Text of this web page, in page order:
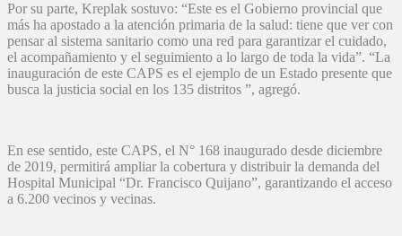
Por su parte, Kreplak sostuvo: “Este es el Gobierno provincial que
más ha apostado a la atención primaria de la salud: tiene que ver con
pensar al sistema sanitario como una red para garantizar el cuidado,
el acompañamiento y el seguimiento a lo largo de toda la vida”. “La
inauguración de este CAPS es el ejemplo de un Estado presente que
busca la justicia social en los 135 distritos ”, agregó.
En ese sentido, este CAPS, el N° 168 inaugurado desde diciembre
de 2019, permitirá ampliar la cobertura y distribuir la demanda del
Hospital Municipal “Dr. Francisco Quijano”, garantizando el acceso
a 6.200 vecinos y vecinas.